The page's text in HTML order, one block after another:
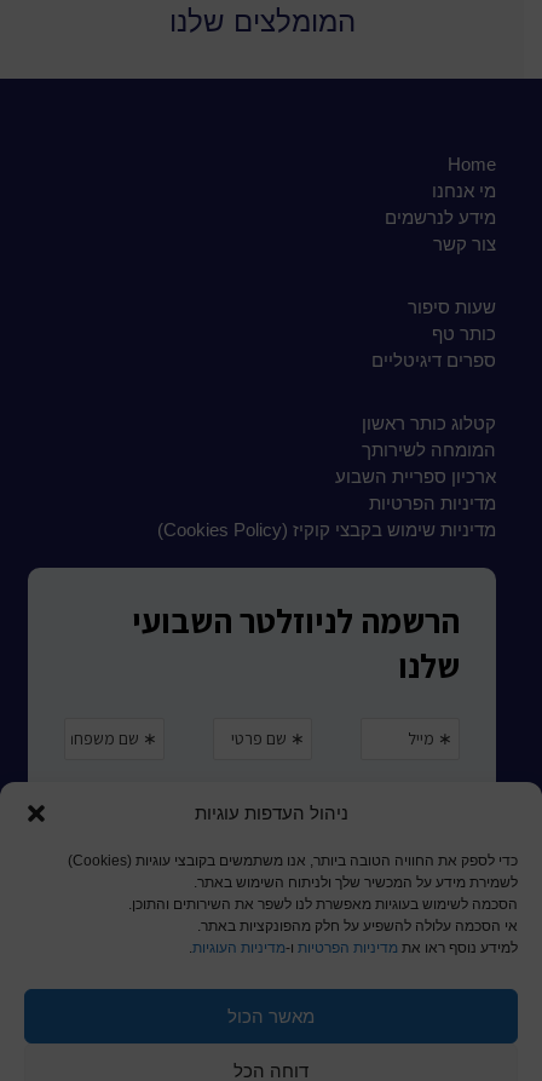
ניהול העדפות עוגיות
כדי לספק את החוויה הטובה ביותר, אנו משתמשים בקובצי עוגיות (Cookies)
לשמירת מידע על המכשיר שלך ולניתוח השימוש באתר.
הסכמה לשימוש בעוגיות מאפשרת לנו לשפר את השירותים והתוכן.
אי הסכמה עלולה להשפיע על חלק מהפונקציות באתר.
למידע נוסף ראו את מדיניות הפרטיות ו-מדיניות העוגיות.
מאשר הכול
דוחה הכל
המומלצים שלנו
Home
מי אנחנו
מידע לנרשמים
צור קשר
שעות סיפור
כותר טף
ספרים דיגיטליים
קטלוג כותר ראשון
המומחה לשירותך
ארכיון ספריית השבוע
מדיניות הפרטיות
מדיניות שימוש בקבצי קוקיז (Cookies Policy)
© כל הזכויות שמורות לכותר ראשון